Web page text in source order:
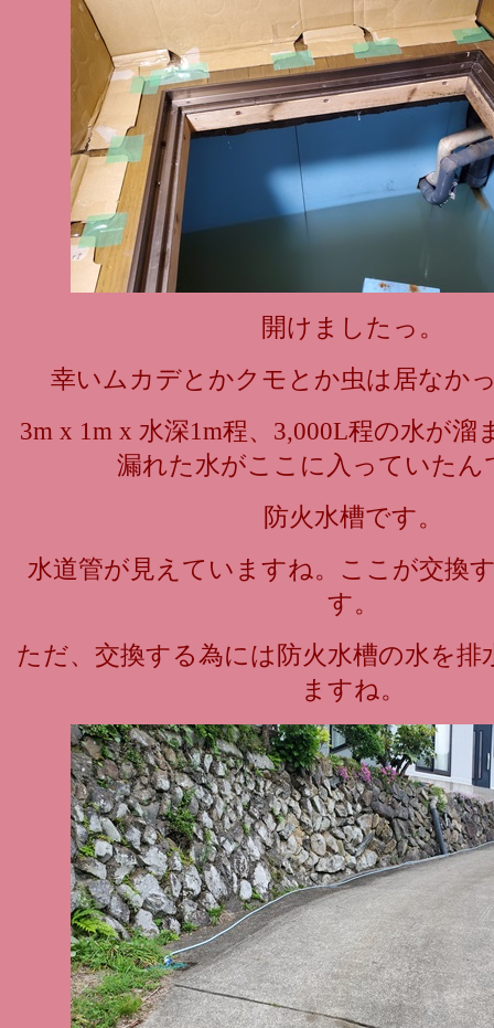
開けましたっ。
幸いムカデとかクモとか虫は居なか
3m x 1m x 水深1m程、3,000L程の水が
漏れた水がここに入っていたん
防火水槽です。
水道管が見えていますね。ここが交換
す。
ただ、交換する為には防火水槽の水を排
ますね。